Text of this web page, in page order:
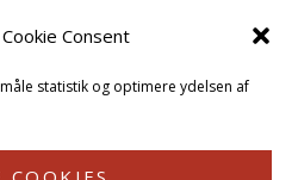
Consent
statistik og optimere ydelsen af